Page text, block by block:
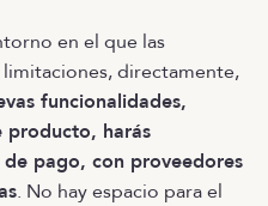
en el que las
directamente,
funcionalidades,
producto, harás
pago, con proveedores
. No hay espacio para el